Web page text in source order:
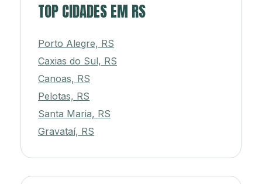
TOP CIDADES EM RS
Porto Alegre, RS
Caxias do Sul, RS
Canoas, RS
Pelotas, RS
Santa Maria, RS
Gravataí, RS